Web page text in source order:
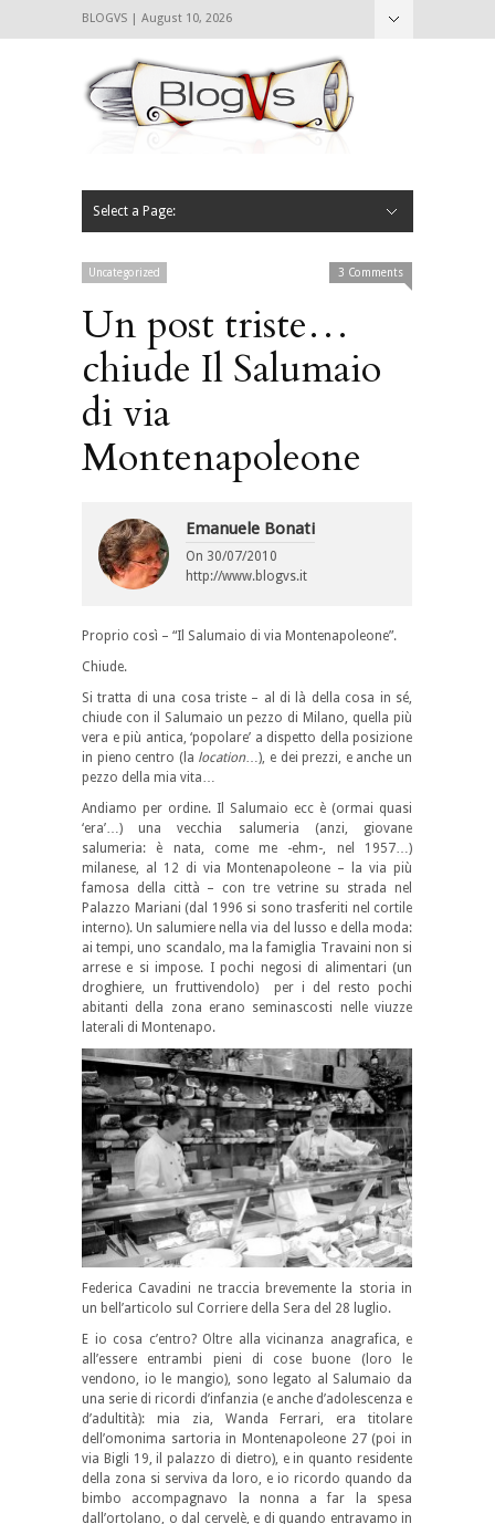
BLOGVS | August 10, 2026
Select a Page:
Uncategorized 3 Comments
Un post triste…
chiude Il Salumaio
di via
Montenapoleone
Emanuele Bonati
On 30/07/2010
http://www.blogvs.it
Proprio così – “Il Salumaio di via Montenapoleone”.
Chiude.
Si tratta di una cosa triste – al di là della cosa in sé,
chiude con il Salumaio un pezzo di Milano, quella più
vera e più antica, ‘popolare’ a dispetto della posizione
in pieno centro (la location…), e dei prezzi, e anche un
pezzo della mia vita…
Andiamo per ordine. Il Salumaio ecc è (ormai quasi
‘era’…) una vecchia salumeria (anzi, giovane
salumeria: è nata, come me -ehm-, nel 1957…)
milanese, al 12 di via Montenapoleone – la via più
famosa della città – con tre vetrine su strada nel
Palazzo Mariani (dal 1996 si sono trasferiti nel cortile
interno). Un salumiere nella via del lusso e della moda:
ai tempi, uno scandalo, ma la famiglia Travaini non si
arrese e si impose. I pochi negosi di alimentari (un
droghiere, un fruttivendolo) per i del resto pochi
abitanti della zona erano seminascosti nelle viuzze
laterali di Montenapo.
Federica Cavadini ne traccia brevemente la storia in
un bell’articolo sul Corriere della Sera del 28 luglio.
E io cosa c’entro? Oltre alla vicinanza anagrafica, e
all’essere entrambi pieni di cose buone (loro le
vendono, io le mangio), sono legato al Salumaio da
una serie di ricordi d’infanzia (e anche d’adolescenza e
d’adultità): mia zia, Wanda Ferrari, era titolare
dell’omonima sartoria in Montenapoleone 27 (poi in
via Bigli 19, il palazzo di dietro), e in quanto residente
della zona si serviva da loro, e io ricordo quando da
bimbo accompagnavo la nonna a far la spesa
dall’ortolano, o dal cervelè, e di quando entravamo in